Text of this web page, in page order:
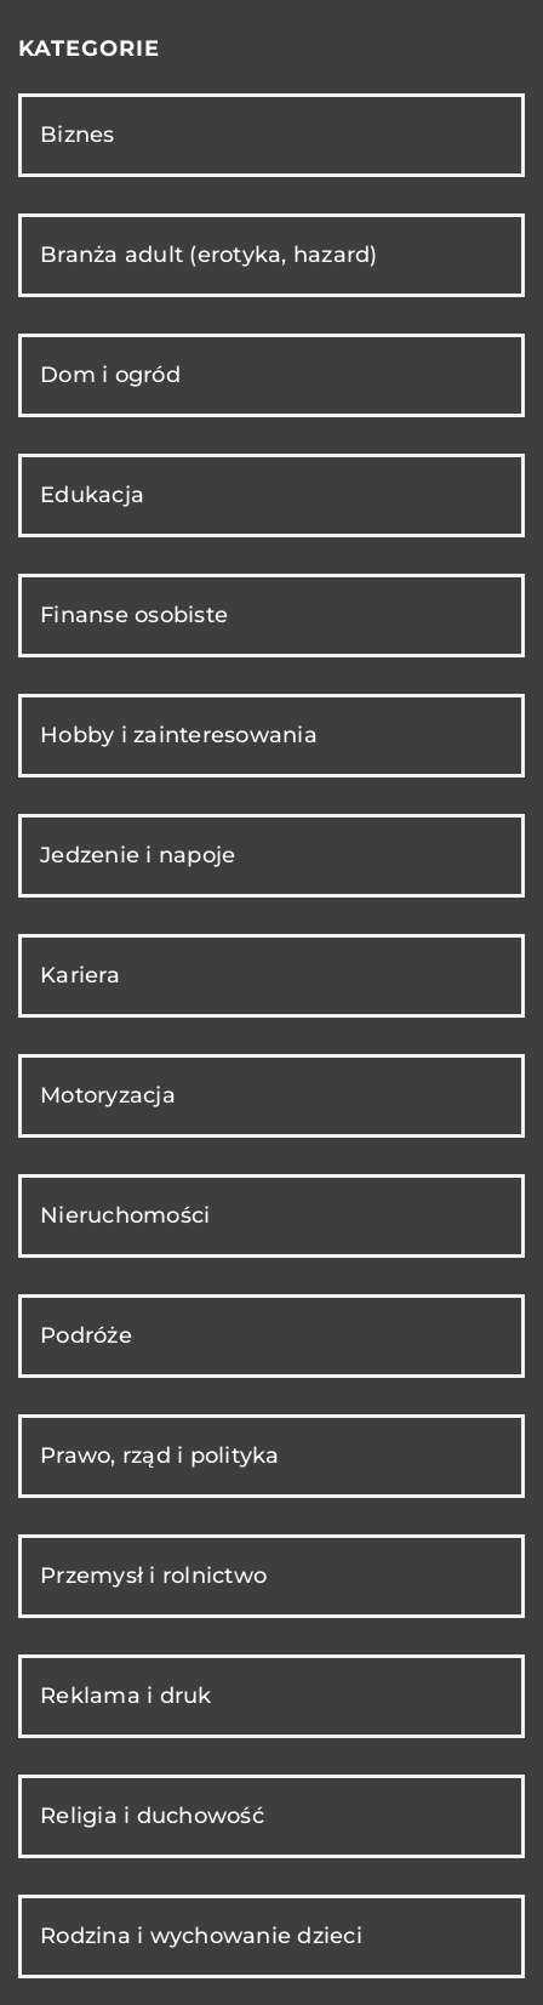
KATEGORIE
Biznes
Branża adult (erotyka, hazard)
Dom i ogród
Edukacja
Finanse osobiste
Hobby i zainteresowania
Jedzenie i napoje
Kariera
Motoryzacja
Nieruchomości
Podróże
Prawo, rząd i polityka
Przemysł i rolnictwo
Reklama i druk
Religia i duchowość
Rodzina i wychowanie dzieci